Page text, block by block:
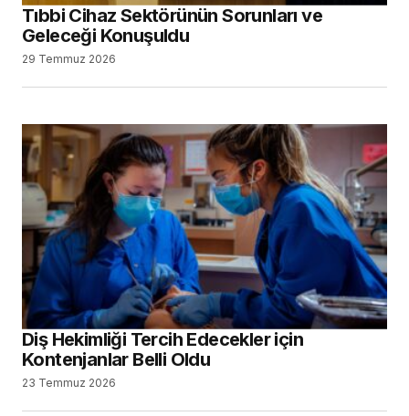
Tıbbi Cihaz Sektörünün Sorunları ve
Geleceği Konuşuldu
29 Temmuz 2026
Diş Hekimliği Tercih Edecekler için
Kontenjanlar Belli Oldu
23 Temmuz 2026